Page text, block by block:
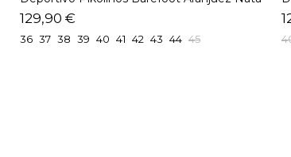
129,90 €
36 37 38 39 40 41 42 43 44 45